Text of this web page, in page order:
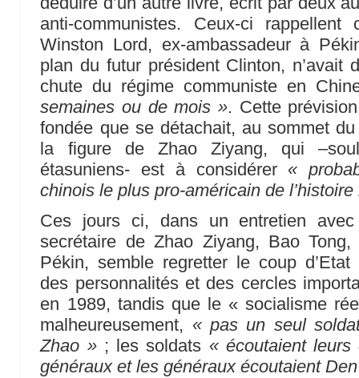
anti-communistes. Ceux-ci
Winston Lord, ex-ambassadeur à
plan du futur président Clinton, n’avait
chute du régime communiste en
semaines ou de mois ». Cette
fondée que se détachait, au sommet
la figure de Zhao Ziyang, qui
étasuniens- est à considérer «
chinois le plus pro-américain de
Ces jours ci, dans un entretien
secrétaire de Zhao Ziyang, Bao
Pékin, semble regretter le coup
des personnalités et des cercles
en 1989, tandis que le « socialisme
malheureusement, « pas un seul
Zhao »; les soldats « écoutaient
généraux et les généraux écoutaient